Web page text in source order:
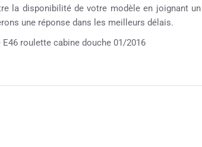
la disponibilité de votre modèle en joignant
une réponse dans les meilleurs délais.
roulette cabine douche 01/2016